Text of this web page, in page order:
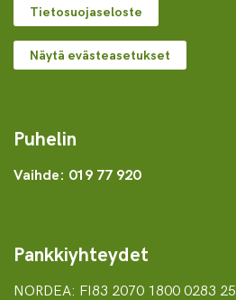
Tietosuojaseloste
Näytä evästeasetukset
Puhelin
Vaihde: 019 77 920
Pankkiyhteydet
NORDEA: FI83 2070 1800 0283 25